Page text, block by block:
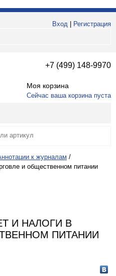
Вход
Регистрация
+7 (499) 148-9970
Моя корзина
Сейчас ваша корзина пуста
к журналам /
и общественном питании
И НАЛОГИ В
ПИТАНИИ